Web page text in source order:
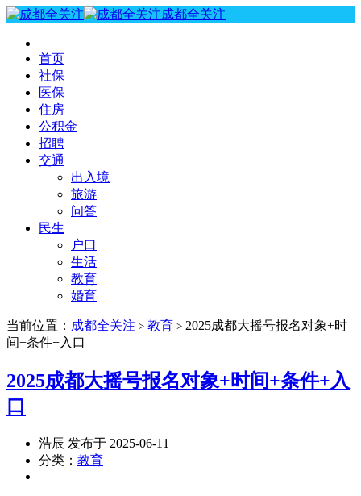
成都全关注
首页
社保
医保
住房
公积金
招聘
交通
出入境
旅游
问答
民生
户口
生活
教育
婚育
当前位置： 成都全关注 > 教育 > 2025成都大摇号报名对象+时
间+条件+入口
2025成都大摇号报名对象+时间+条件+入
口
浩辰 发布于 2025-06-11
分类： 教育